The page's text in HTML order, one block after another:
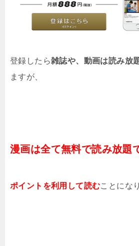
登録したら雑誌や、動画は読み放
ますが、
漫画は全て無料で読み放題
ポイントを利用して読むことにな